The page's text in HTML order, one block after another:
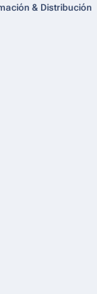
& Distribución